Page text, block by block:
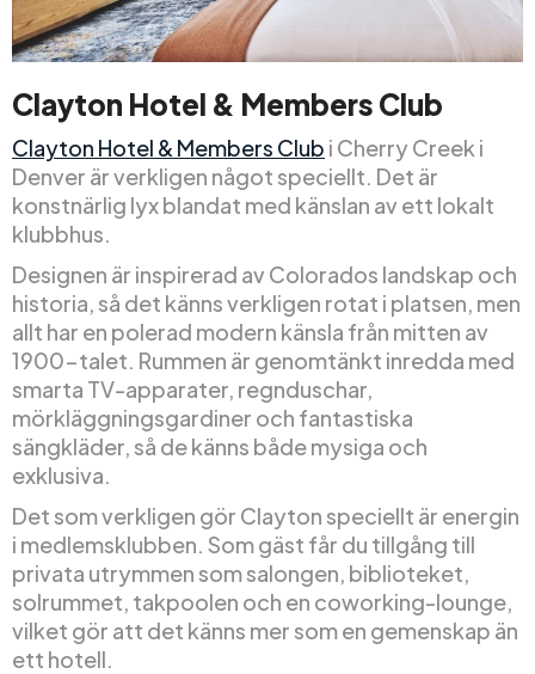
Clayton Hotel & Members Club
Clayton Hotel & Members Club i Cherry Creek i
Denver är verkligen något speciellt. Det är
konstnärlig lyx blandat med känslan av ett lokalt
klubbhus.
Designen är inspirerad av Colorados landskap och
historia, så det känns verkligen rotat i platsen, men
allt har en polerad modern känsla från mitten av
1900-talet. Rummen är genomtänkt inredda med
smarta TV-apparater, regnduschar,
mörkläggningsgardiner och fantastiska
sängkläder, så de känns både mysiga och
exklusiva.
Det som verkligen gör Clayton speciellt är energin
i medlemsklubben. Som gäst får du tillgång till
privata utrymmen som salongen, biblioteket,
solrummet, takpoolen och en coworking-lounge,
vilket gör att det känns mer som en gemenskap än
ett hotell.